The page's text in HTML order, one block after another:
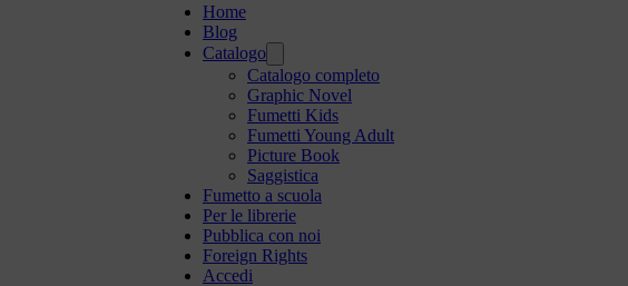
Home
Blog
Catalogo
Catalogo completo
Graphic Novel
Fumetti Kids
Fumetti Young Adult
Picture Book
Saggistica
Fumetto a scuola
Per le librerie
Pubblica con noi
Foreign Rights
Accedi